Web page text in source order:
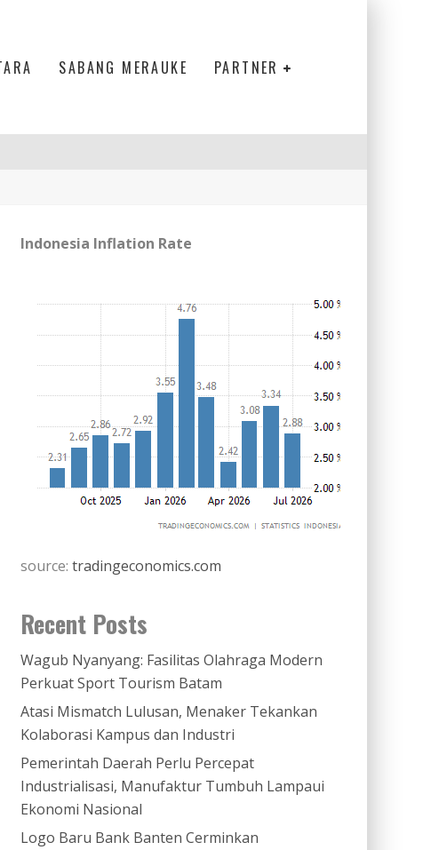
SABANG MERAUKE PARTNER
Indonesia Inflation Rate
source: tradingeconomics.com
Recent Posts
Wagub Nyanyang: Fasilitas Olahraga Modern
Perkuat Sport Tourism Batam
Atasi Mismatch Lulusan, Menaker Tekankan
Kolaborasi Kampus dan Industri
Pemerintah Daerah Perlu Percepat
Industrialisasi, Manufaktur Tumbuh Lampaui
Ekonomi Nasional
Logo Baru Bank Banten Cerminkan